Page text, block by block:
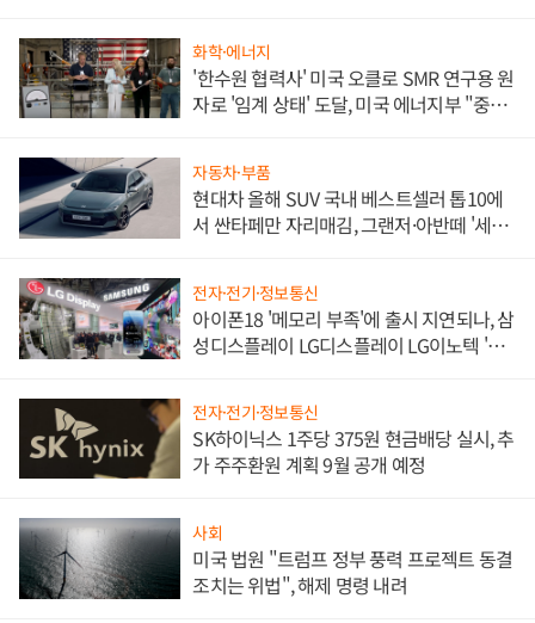
화학·에너지
'한수원 협력사' 미국 오클로 SMR 연구용 원
자로 '임계 상태' 도달, 미국 에너지부 "중요
자동차·부품
현대차 올해 SUV 국내 베스트셀러 톱10에
서 싼타페만 자리매김, 그랜저·아반떼 '세단
전자·전기·정보통신
아이폰18 '메모리 부족'에 출시 지연되나, 삼
성디스플레이 LG디스플레이 LG이노텍 '탈
전자·전기·정보통신
SK하이닉스 1주당 375원 현금배당 실시, 추
가 주주환원 계획 9월 공개 예정
사회
미국 법원 "트럼프 정부 풍력 프로젝트 동결
조치는 위법", 해제 명령 내려